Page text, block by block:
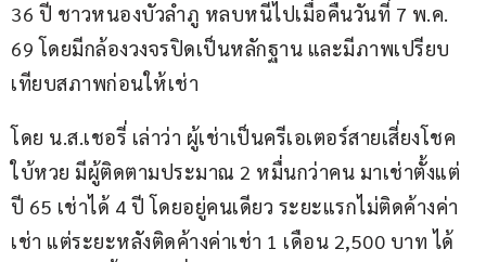
36 ปี ชาวหนองบัวลำภู หลบหนีไปเมื่อคืนวันที่ 7 พ.ค.
69 โดยมีกล้องวงจรปิดเป็นหลักฐาน และมีภาพเปรียบ
เทียบสภาพก่อนให้เช่า
โดย น.ส.เชอรี่ เล่าว่า ผู้เช่าเป็นครีเอเตอร์สายเสี่ยงโชค
ใบ้หวย มีผู้ติดตามประมาณ 2 หมื่นกว่าคน มาเช่าตั้งแต่
ปี 65 เช่าได้ 4 ปี โดยอยู่คนเดียว ระยะแรกไม่ติดค้างค่า
เช่า แต่ระยะหลังติดค้างค่าเช่า 1 เดือน 2,500 บาท ได้